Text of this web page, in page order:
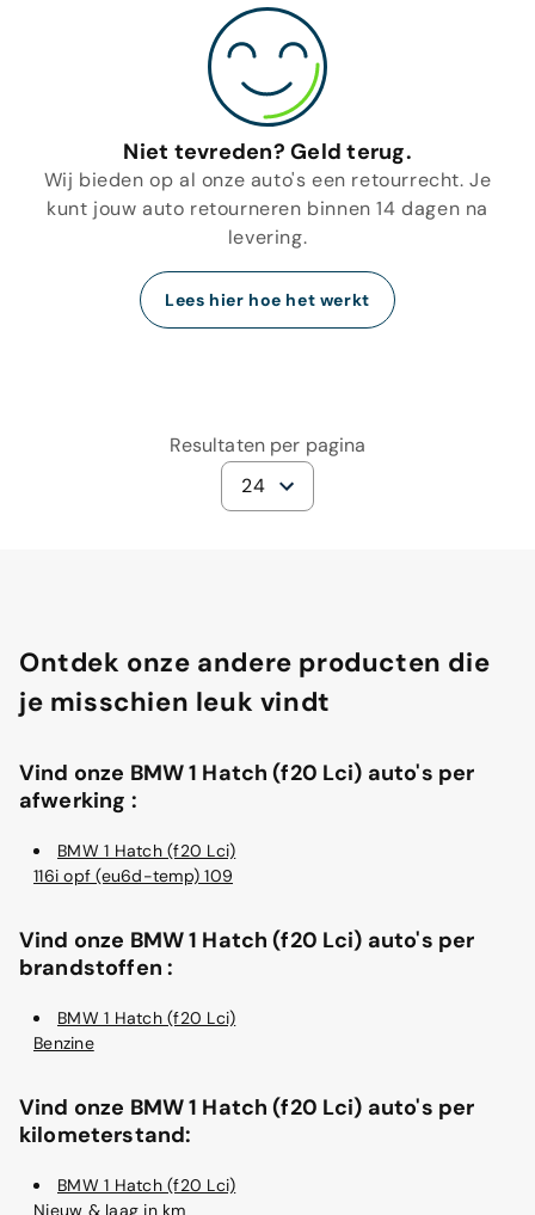
Niet tevreden? Geld terug.
Wij bieden op al onze auto's een retourrecht. Je
kunt jouw auto retourneren binnen 14 dagen na
levering.
Lees hier hoe het werkt
Resultaten per pagina
24
Ontdek onze andere producten die
je misschien leuk vindt
Vind onze BMW 1 Hatch (f20 Lci) auto's per
afwerking :
BMW 1 Hatch (f20 Lci)
116i opf (eu6d-temp) 109
Vind onze BMW 1 Hatch (f20 Lci) auto's per
brandstoffen :
BMW 1 Hatch (f20 Lci)
Benzine
Vind onze BMW 1 Hatch (f20 Lci) auto's per
kilometerstand:
BMW 1 Hatch (f20 Lci)
Nieuw & laag in km